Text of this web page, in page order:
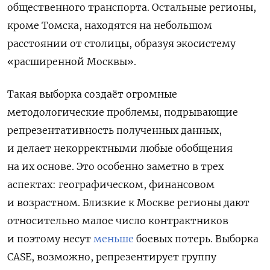
общественного транспорта. Остальные регионы,
кроме Томска, находятся на небольшом
расстоянии от столицы, образуя экосистему
«расширенной Москвы».
Такая выборка создаёт огромные
методологические проблемы, подрывающие
репрезентативность полученных данных,
и делает некорректными любые обобщения
на их основе. Это особенно заметно в трех
аспектах: географическом, финансовом
и возрастном. Близкие к Москве регионы дают
относительно малое число контрактников
и поэтому несут меньше боевых потерь. Выборка
CASE, возможно, репрезентирует группу